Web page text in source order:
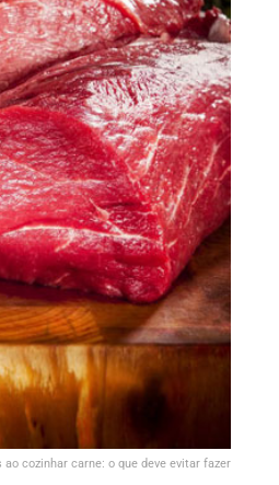
ao cozinhar carne: o que deve evitar fazer